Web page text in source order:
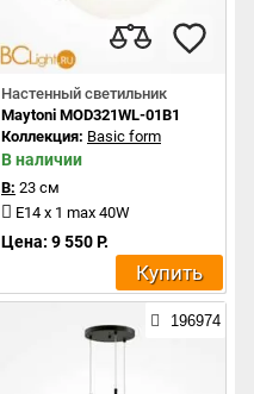
Настенный светильник
Maytoni MOD321WL-01B1
Коллекция: Basic form
В наличии
В: 23 см
E14 x 1 max 40W
Цена: 9 550 Р.
Купить
196974